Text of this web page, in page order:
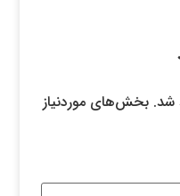
بخش‌های موردنیاز